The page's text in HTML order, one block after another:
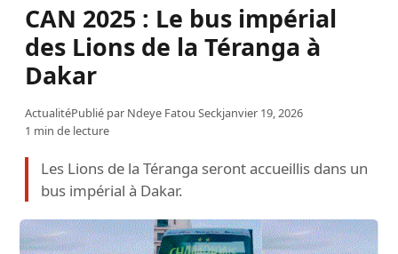
CAN 2025 : Le bus impérial
des Lions de la Téranga à
Dakar
ActualitéPublié par Ndeye Fatou Seckjanvier 19, 2026
1 min de lecture
Les Lions de la Téranga seront accueillis dans un
bus impérial à Dakar.